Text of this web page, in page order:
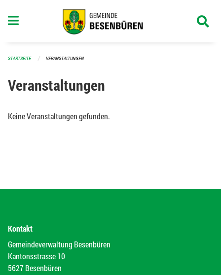
STARTSEITE VERANSTALTUNGEN
Veranstaltungen
Keine Veranstaltungen gefunden.
Kontakt
Gemeindeverwaltung Besenbüren
Kantonsstrasse 10
5627 Besenbüren